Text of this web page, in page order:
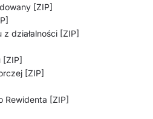
[ZIP]
działalności [ZIP]
[ZIP]
[ZIP]
Rewidenta [ZIP]